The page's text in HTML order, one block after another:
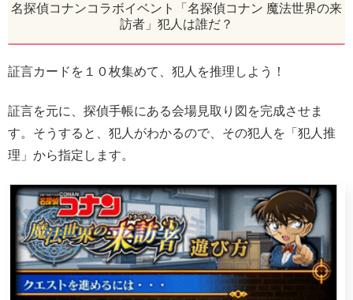
名探偵コナンコラボイベント「名探偵コナン 魔法世界の来
訪者」犯人は誰だ？
証言カードを１０枚集めて、犯人を推理しよう！
証言を元に、探偵手帳にある会場見取り図を完成させま
す。そうすると、犯人がわかるので、その犯人を「犯人推
理」から指定します。